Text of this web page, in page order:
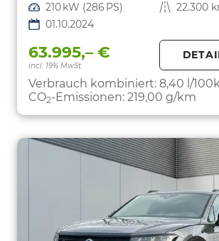
Leistung 210 kW (286 PS) Kilometerstand 22.300
01.10.2024
63.995,– €
incl. 19% MwSt.
Verbrauch kombiniert: 8,40 l/
CO2-Emissionen: 219,00 g/km